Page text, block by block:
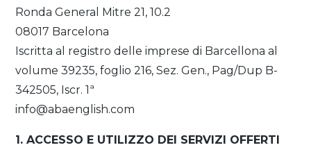
Ronda General Mitre 21, 10.2
08017 Barcelona
Iscritta al registro delle imprese di Barcellona al
volume 39235, foglio 216, Sez. Gen., Pag/Dup B-
342505, Iscr. 1ª
info@abaenglish.com
1. ACCESSO E UTILIZZO DEI SERVIZI OFFERTI